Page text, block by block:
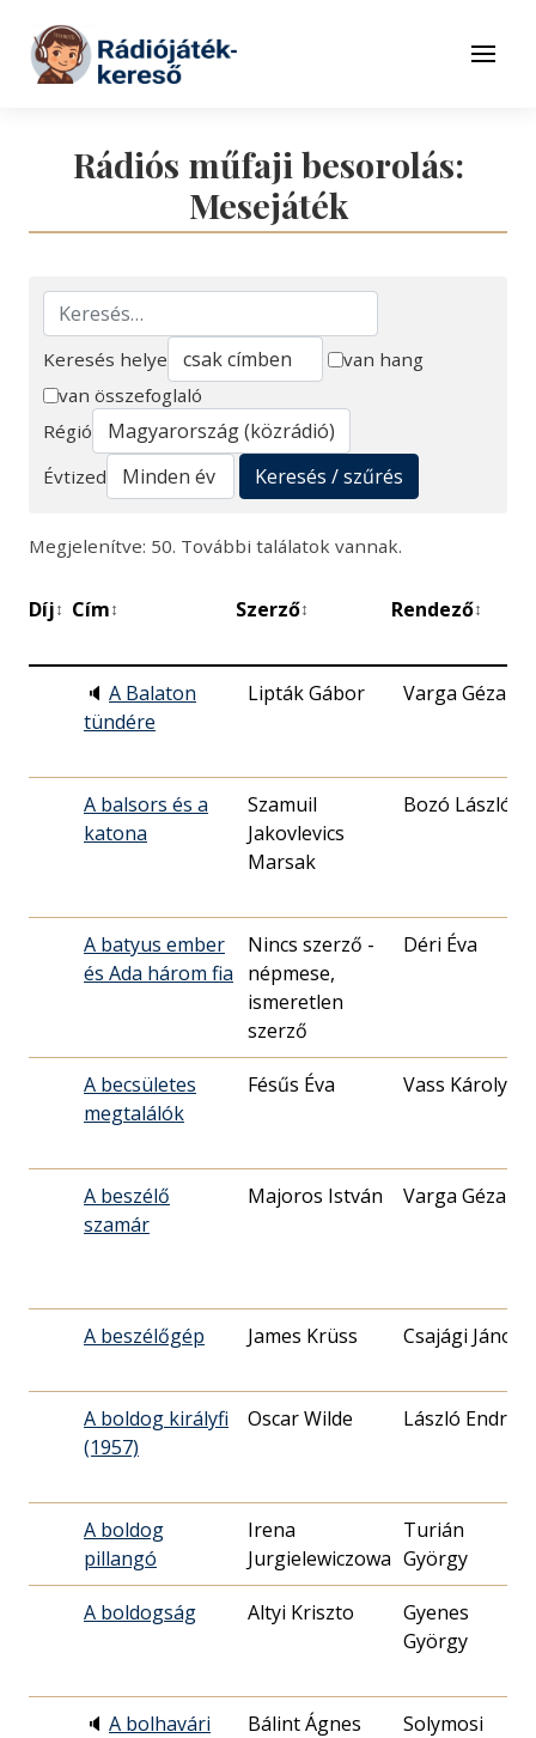
Tovább a tartalomhoz
Menü
Rádiós műfaji besorolás:
Mesejáték
Keresés
Keresés helye
van hang
van összefoglaló
Régió
Évtized
Keresés / szűrés
Megjelenítve: 50. További találatok vannak.
Díj↕ Cím↕ Szerző↕ Rendező↕
🔈 A Balaton
tündére
Lipták Gábor Varga Géza
A balsors és a
katona
Szamuil
Jakovlevics
Marsak
Bozó László
A batyus ember
és Ada három fia
Nincs szerző -
népmese,
ismeretlen
szerző
Déri Éva
A becsületes
megtalálók
Fésűs Éva Vass Károly
A beszélő
szamár
Majoros István Varga Géza
A beszélőgép James Krüss Csajági János
A boldog királyfi
(1957)
Oscar Wilde László Endre
A boldog
pillangó
Irena
Jurgielewiczowa
Turián
György
A boldogság Altyi Kriszto
Gyenes
György
🔈 A bolhavári
Bálint Ágnes
Solymosi